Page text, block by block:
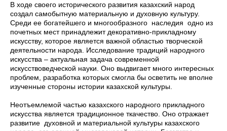
В ходе своего исторического развития казахский народ
создал самобытную материальную и духовную культуру.
Среди ее богатейшего и многообразного наследия одно из
почетных мест принадлежит декоративно-прикладному
искусству, которое является важной областью творческой
деятельности народа. Исследование традиций народного
искусства – актуальная задача современной
искусствоведческой науки. Оно выдвигает много интересных
проблем, разработка которых смогла бы осветить не вполне
изученные стороны истории казахской культуры.
Неотъемлемой частью казахского народного прикладного
искусства является традиционное ткачество. Оно отражает
развитие духовной и материальной культуры казахского